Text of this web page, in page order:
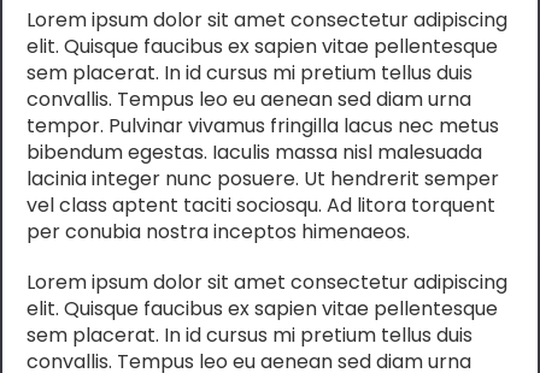
Lorem ipsum dolor sit amet consectetur adipiscing
elit. Quisque faucibus ex sapien vitae pellentesque
sem placerat. In id cursus mi pretium tellus duis
convallis. Tempus leo eu aenean sed diam urna
tempor. Pulvinar vivamus fringilla lacus nec metus
bibendum egestas. Iaculis massa nisl malesuada
lacinia integer nunc posuere. Ut hendrerit semper
vel class aptent taciti sociosqu. Ad litora torquent
per conubia nostra inceptos himenaeos.
Lorem ipsum dolor sit amet consectetur adipiscing
elit. Quisque faucibus ex sapien vitae pellentesque
sem placerat. In id cursus mi pretium tellus duis
convallis. Tempus leo eu aenean sed diam urna